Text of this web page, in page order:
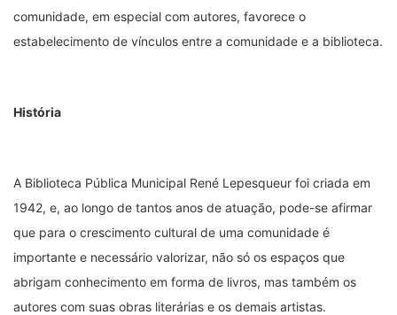
comunidade, em especial com autores, favorece o
estabelecimento de vínculos entre a comunidade e a biblioteca.
História
A Biblioteca Pública Municipal René Lepesqueur foi criada em
1942, e, ao longo de tantos anos de atuação, pode-se afirmar
que para o crescimento cultural de uma comunidade é
importante e necessário valorizar, não só os espaços que
abrigam conhecimento em forma de livros, mas também os
autores com suas obras literárias e os demais artistas.